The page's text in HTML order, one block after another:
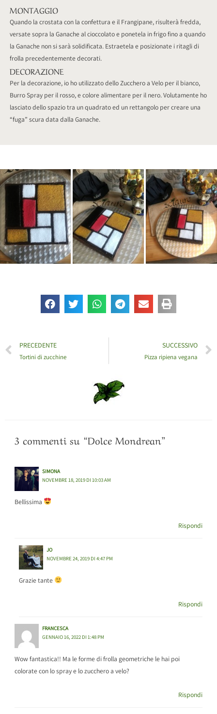
MONTAGGIO
Quando la crostata con la confettura e il Frangipane, risulterà fredda,
versate sopra la Ganache al cioccolato e ponetela in frigo fino a quando
la Ganache non si sarà solidificata. Estraetela e posizionate i ritagli di
frolla precedentemente decorati.
DECORAZIONE
Per la decorazione, io ho utilizzato dello Zucchero a Velo per il bianco,
Burro Spray per il rosso, e colore alimentare per il nero. Volutamente ho
lasciato dello spazio tra un quadrato ed un rettangolo per creare una
“fuga” scura data dalla Ganache.
PRECEDENTE
Tortini di zucchine
SUCCESSIVO
Pizza ripiena vegana
3 commenti su “Dolce Mondrean”
SIMONA
NOVEMBRE 18, 2019 DI 10:03 AM
Bellissima
Rispondi
JO
NOVEMBRE 24, 2019 DI 4:47 PM
Grazie tante
Rispondi
FRANCESCA
GENNAIO 16, 2022 DI 1:48 PM
Wow fantastica!! Ma le forme di frolla geometriche le hai poi
colorate con lo spray e lo zucchero a velo?
Rispondi